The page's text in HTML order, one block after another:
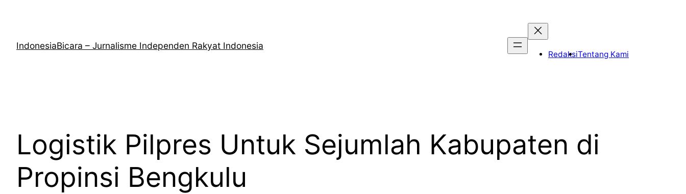
IndonesiaBicara – Jurnalisme Independen Rakyat Indonesia
RedaksiTentang Kami
Logistik Pilpres Untuk Sejumlah Kabupaten di
Propinsi Bengkulu